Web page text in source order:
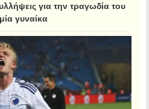
για την τραγωδία του
γυναίκα